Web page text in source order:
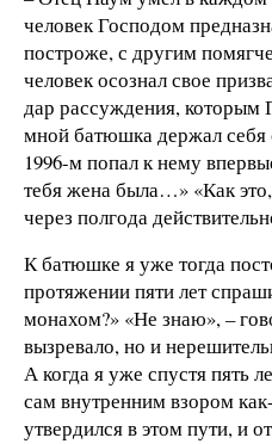
человек Господом
построже, с другим
человек осознал свое
дар рассуждения, которым
мной батюшка держал себя
1996-м попал к нему
тебя жена была…» «Как
через полгода
К батюшке я уже тогда
протяжении пяти лет
монахом?» «Не знаю», –
вызревало, но и
А когда я уже спустя пять
сам внутренним взором
утвердился в этом пути, и